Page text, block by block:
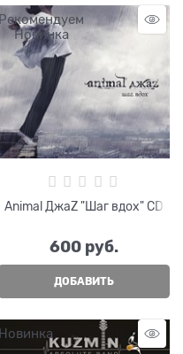
Рекомендуем
Новинка
Animal ДжаZ "Шаг вдох" CD
600 руб.
ДОБАВИТЬ
Новинка